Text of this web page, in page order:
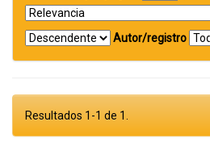
Autor/registro
Resultados 1-1 de 1.